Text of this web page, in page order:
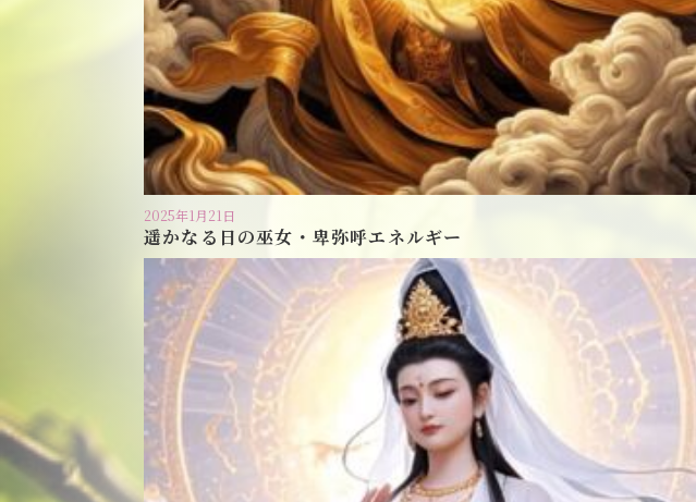
2025年1月21日
遥かなる日の巫女・卑弥呼エネルギー